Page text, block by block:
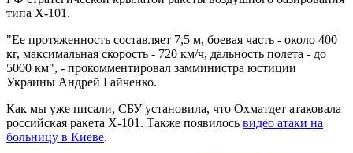
типа Х-101.
"Ее протяженность составляет 7,5 м, боевая часть - около 400
кг, максимальная скорость - 720 км/ч, дальность полета - до
5000 км", - прокомментировал замминистра юстиции
Украины Андрей Гайченко.
Как мы уже писали, СБУ установила, что Охматдет атаковала
российская ракета Х-101. Также появилось видео атаки на
больницу в Киеве.